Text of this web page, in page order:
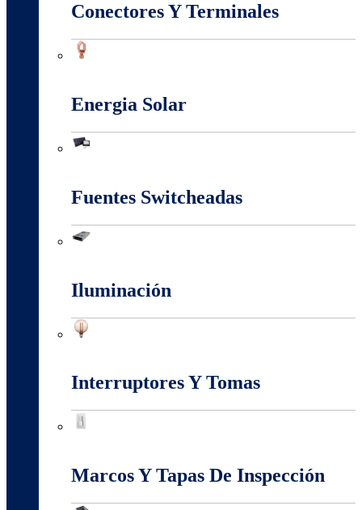
Conectores Y Terminales
Energia Solar
Fuentes Switcheadas
Iluminación
Interruptores Y Tomas
Marcos Y Tapas De Inspección